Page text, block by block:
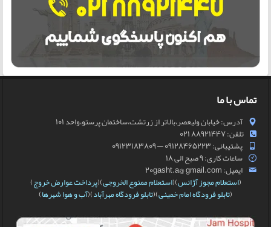
تماس با ما
آدرس: خیابان ولیعصر،بالاتر از زرتشت،ساختمان پرستو،واحد 101
تلفن: 88921447 021
پشتیبانی: 09128465223 — 09123183809
ساعات کاری: 9 صبح الی 18
ایمیل: 20gasht.a@ gmail.com
(استعلام مجوز آژانس)(استعلام ممنوع الخروجی)(پرداخت عوارض خروج)
(تابلو فرودگاه امام خمینی)(تابلو فرودگاه مهرآباد)(آب و هوا شهرها)